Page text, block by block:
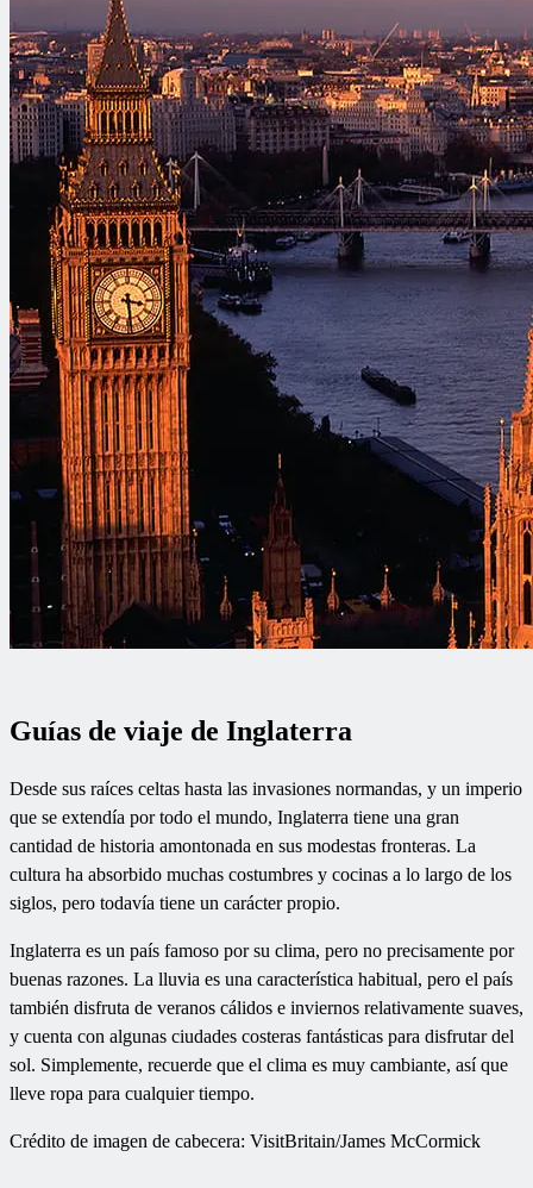
Guías de viaje de Inglaterra
Desde sus raíces celtas hasta las invasiones normandas, y un imperio
que se extendía por todo el mundo, Inglaterra tiene una gran
cantidad de historia amontonada en sus modestas fronteras. La
cultura ha absorbido muchas costumbres y cocinas a lo largo de los
siglos, pero todavía tiene un carácter propio.
Inglaterra es un país famoso por su clima, pero no precisamente por
buenas razones. La lluvia es una característica habitual, pero el país
también disfruta de veranos cálidos e inviernos relativamente suaves,
y cuenta con algunas ciudades costeras fantásticas para disfrutar del
sol. Simplemente, recuerde que el clima es muy cambiante, así que
lleve ropa para cualquier tiempo.
Crédito de imagen de cabecera: VisitBritain/James McCormick